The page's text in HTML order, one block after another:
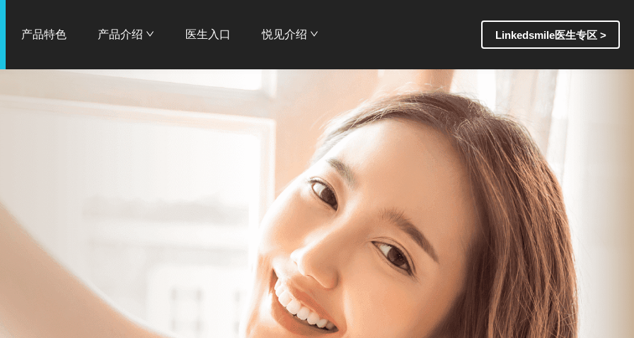
产品特色 产品介绍 医生入口 悦见介绍 Linkedsmile医生专区 >